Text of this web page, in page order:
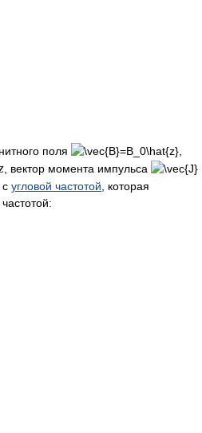
поля
, вектор момента импульса
с угловой частотой , которая